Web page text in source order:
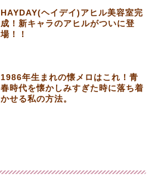
HAYDAY(ヘイデイ)アヒル美容室完
成！新キャラのアヒルがついに登
場！！
1986年生まれの懐メロはこれ！青
春時代を懐かしみすぎた時に落ち着
かせる私の方法。